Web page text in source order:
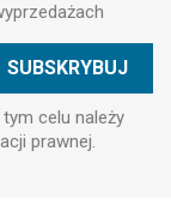
celu należy
prawnej.